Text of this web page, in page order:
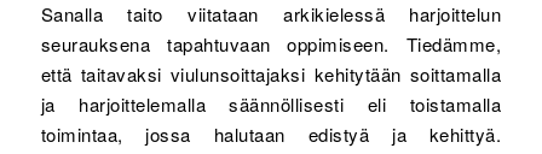
Sanalla taito viitataan arkikielessä harjoittelun
seurauksena tapahtuvaan oppimiseen. Tiedämme,
että taitavaksi viulunsoittajaksi kehitytään soittamalla
ja harjoittelemalla säännöllisesti eli toistamalla
toimintaa, jossa halutaan edistyä ja kehittyä.